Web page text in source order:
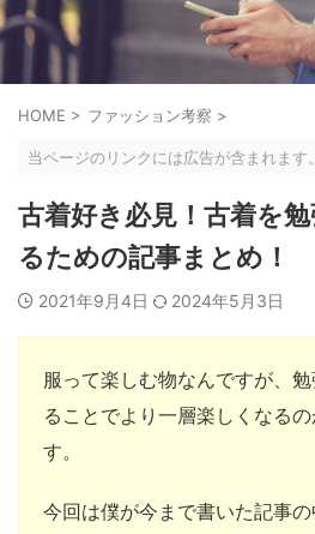
HOME > ファッション考察 >
当ページのリンクには広告が含まれます。
古着好き必見！古着を
るための記事まとめ！
2021年9月4日 2024年5月3日
服って楽しむ物なんですが、
ることでより一層楽しくなる
す。
今回は僕が今まで書いた記事